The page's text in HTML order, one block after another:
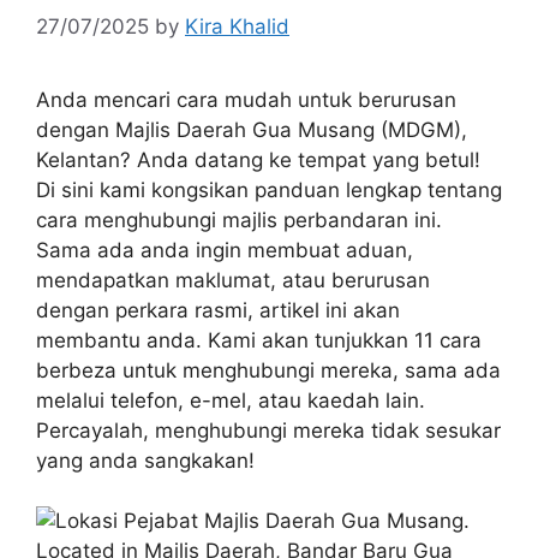
27/07/2025 by Kira Khalid
Anda mencari cara mudah untuk berurusan
dengan Majlis Daerah Gua Musang (MDGM),
Kelantan? Anda datang ke tempat yang betul!
Di sini kami kongsikan panduan lengkap tentang
cara menghubungi majlis perbandaran ini.
Sama ada anda ingin membuat aduan,
mendapatkan maklumat, atau berurusan
dengan perkara rasmi, artikel ini akan
membantu anda. Kami akan tunjukkan 11 cara
berbeza untuk menghubungi mereka, sama ada
melalui telefon, e-mel, atau kaedah lain.
Percayalah, menghubungi mereka tidak sesukar
yang anda sangkakan!